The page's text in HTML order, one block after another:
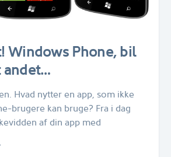
Windows Phone, bil
andet…
Hvad nytter en app, som ikke
brugere kan bruge? Fra i dag
af din app med